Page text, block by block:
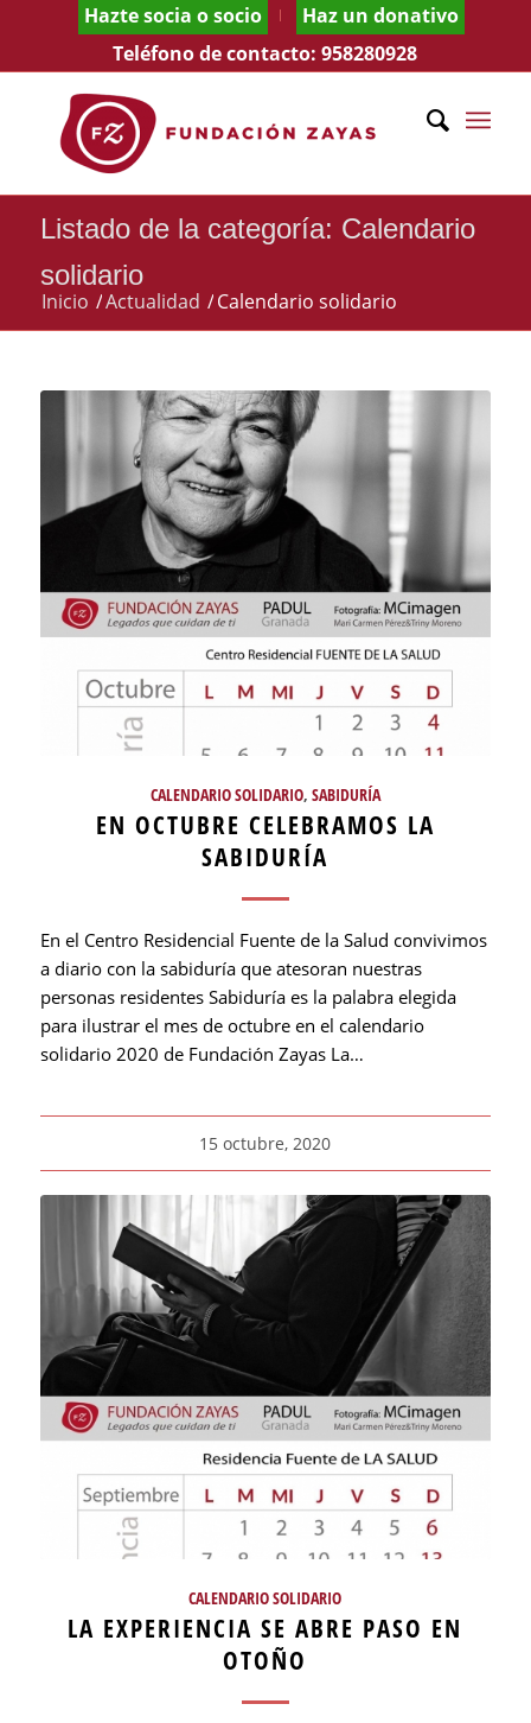
Hazte socia o socio
Haz un donativo
Teléfono de contacto:958280928
Listado de la categoría: Calendario
solidario
Inicio /Actualidad /Calendario solidario
CALENDARIO SOLIDARIO, SABIDURÍA
EN OCTUBRE CELEBRAMOS LA
SABIDURÍA
En el Centro Residencial Fuente de la Salud convivimos
a diario con la sabiduría que atesoran nuestras
personas residentes Sabiduría es la palabra elegida
para ilustrar el mes de octubre en el calendario
solidario 2020 de Fundación Zayas La…
15 octubre, 2020
CALENDARIO SOLIDARIO
LA EXPERIENCIA SE ABRE PASO EN
OTOÑO